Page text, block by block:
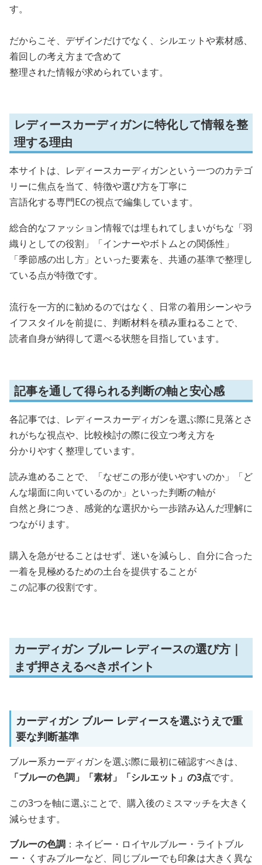
す。
だからこそ、デザインだけでなく、シルエットや素材感、
着回しの考え方まで含めて
整理された情報が求められています。
レディースカーディガンに特化して情報を整
理する理由
本サイトは、レディースカーディガンという一つのカテゴ
リーに焦点を当て、特徴や選び方を丁寧に
言語化する専門ECの視点で編集しています。
総合的なファッション情報では埋もれてしまいがちな「羽
織りとしての役割」「インナーやボトムとの関係性」
「季節感の出し方」といった要素を、共通の基準で整理し
ている点が特徴です。
流行を一方的に勧めるのではなく、日常の着用シーンやラ
イフスタイルを前提に、判断材料を積み重ねることで、
読者自身が納得して選べる状態を目指しています。
記事を通して得られる判断の軸と安心感
各記事では、レディースカーディガンを選ぶ際に見落とさ
れがちな視点や、比較検討の際に役立つ考え方を
分かりやすく整理しています。
読み進めることで、「なぜこの形が使いやすいのか」「ど
んな場面に向いているのか」といった判断の軸が
自然と身につき、感覚的な選択から一歩踏み込んだ理解に
つながります。
購入を急がせることはせず、迷いを減らし、自分に合った
一着を見極めるための土台を提供することが
この記事の役割です。
カーディガン ブルー レディースの選び方｜
まず押さえるべきポイント
カーディガン ブルー レディースを選ぶうえで重
要な判断基準
ブルー系カーディガンを選ぶ際に最初に確認すべきは、
「ブルーの色調」「素材」「シルエット」の3点です。
この3つを軸に選ぶことで、購入後のミスマッチを大きく
減らせます。
ブルーの色調 ：ネイビー・ロイヤルブルー・ライトブル
ー・くすみブルーなど、同じブルーでも印象は大きく異な